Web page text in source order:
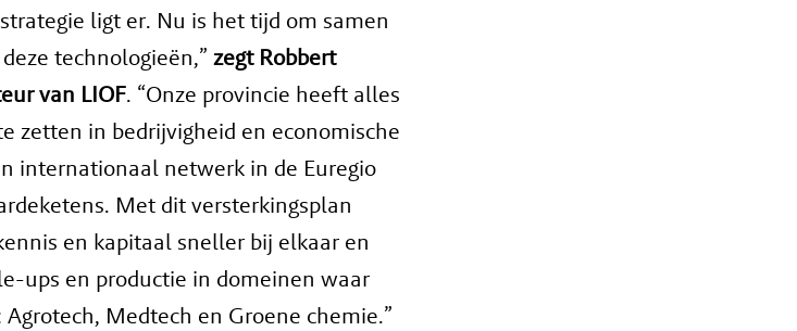
ligt er. Nu is het tijd om samen
technologieën,” zegt Robbert
van LIOF. “Onze provincie heeft alles
zetten in bedrijvigheid en economische
internationaal netwerk in de Euregio
Met dit versterkingsplan
en kapitaal sneller bij elkaar en
ups en productie in domeinen waar
Medtech en Groene chemie.”